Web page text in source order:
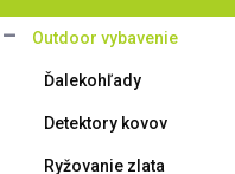
kategórie
Outdoor vybavenie
Ďalekohľady
Detektory kovov
Ryžovanie zlata